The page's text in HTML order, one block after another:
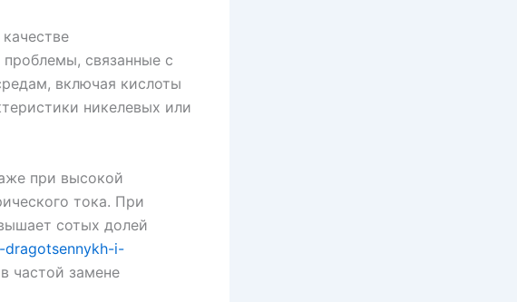
связанные с
включая кислоты
никелевых или
при высокой
тока. При
сотых долей
i-
частой замене